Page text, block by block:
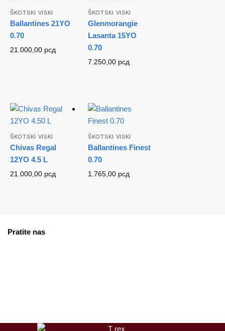
ŠKOTSKI VISKI
Ballantines 21YO
0.70
21.000,00 рсд
ŠKOTSKI VISKI
Glenmorangie
Lasanta 15YO
0.70
7.250,00 рсд
ŠKOTSKI VISKI
Chivas Regal
12YO 4.5 L
21.000,00 рсд
ŠKOTSKI VISKI
Ballantines Finest
0.70
1.765,00 рсд
Pratite nas